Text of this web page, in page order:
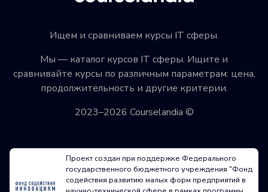
Ищем и сравниваем курсы IT сферы.
Мы — каталог курсов IT сферы. Ищите и
сравнивайте курсы по различным параметрам: цена,
продолжительность и другие критерии.
2023–2026 Courselandia ©
Проект создан при поддержке Федерального
государственного бюджетного учреждения "Фонд
содействия развитию малых форм предприятий в